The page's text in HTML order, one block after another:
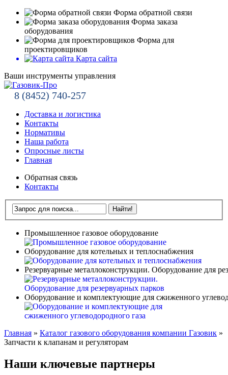
Форма обратной связи
Форма заказа
оборудования
Форма для
проектировщиков
Карта сайта
Ваши инструменты управления
8 (8452) 740-257
Доставка и логистика
Контакты
Нормативы
Наша работа
Опросные листы
Главная
Обратная связь
Контакты
Промышленное газовое оборудование
Оборудование для котельных и теплоснабжения
Резервуарные металлоконструкции. Оборудование для
Оборудование и комплектующие для сжиженного
Главная » Каталог газового оборудования компании Газовик »
Запчасти к клапанам и регуляторам
Наши ключевые партнеры